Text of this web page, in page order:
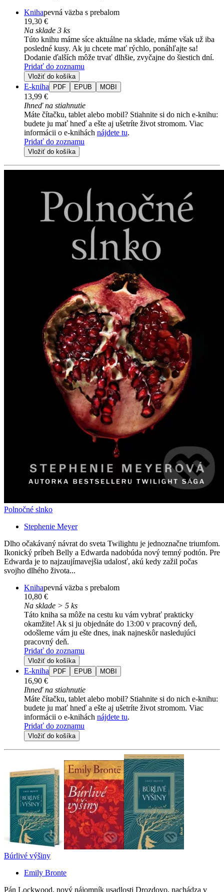
Knihapevná väzba s prebalom
19,30 €
Na sklade 3 ks
Túto knihu máme síce aktuálne na sklade, máme však už iba
posledné kusy. Ak ju chcete mať rýchlo, ponáhľajte sa!
Dodanie ďalších môže trvať dlhšie, zvyčajne do šiestich dní.
Pridať do zoznamu
Vložiť do košíka
E-kniha PDF EPUB MOBI
13,99 €
Ihneď na stiahnutie
Máte čítačku, tablet alebo mobil? Stiahnite si do nich e-knihu:
budete ju mať hneď a ešte aj ušetríte život stromom. Viac
informácii o e-knihách nájdete tu.
Pridať do zoznamu
Vložiť do košíka
Polnočné slnko
Stephenie Meyer
Dlho očakávaný návrat do sveta Twilightu je jednoznačne triumfom.
Ikonický príbeh Belly a Edwarda nadobúda nový temný podtón. Pre
Edwarda je to najzaujímavejšia udalosť, akú kedy zažil počas
svojho dlhého života...
Knihapevná väzba s prebalom
10,80 €
Na sklade > 5 ks
Táto kniha sa môže na cestu ku vám vybrať prakticky
okamžite! Ak si ju objednáte do 13:00 v pracovný deň,
odošleme vám ju ešte dnes, inak najneskôr nasledujúci
pracovný deň.
Pridať do zoznamu
Vložiť do košíka
E-kniha PDF EPUB MOBI
16,90 €
Ihneď na stiahnutie
Máte čítačku, tablet alebo mobil? Stiahnite si do nich e-knihu:
budete ju mať hneď a ešte aj ušetríte život stromom. Viac
informácii o e-knihách nájdete tu.
Pridať do zoznamu
Vložiť do košíka
Búrlivé výšiny
Emily Bronte
Pán Lockwood, nový nájomník usadlosti Drozdovo, nachádza v